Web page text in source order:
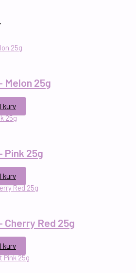
Melon 25g
kurv
Pink 25g
kurv
Cherry Red 25g
kurv